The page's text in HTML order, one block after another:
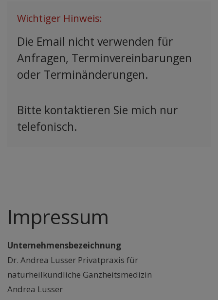
Wichtiger Hinweis:
Die Email nicht verwenden für
Anfragen, Terminvereinbarungen
oder Terminänderungen.
Bitte kontaktieren Sie mich nur
telefonisch.
Impressum
Unternehmensbezeichnung
Dr. Andrea Lusser Privatpraxis für
naturheilkundliche Ganzheitsmedizin
Andrea Lusser